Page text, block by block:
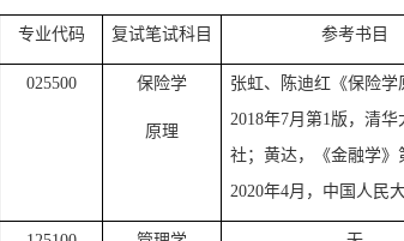
专业代码 复试笔试科目 参考书目
025500 保险学
原理
张虹、陈迪红《保险学
2018年7月第1版，清华
社；黄达，《金融学》
2020年4月，中国人民